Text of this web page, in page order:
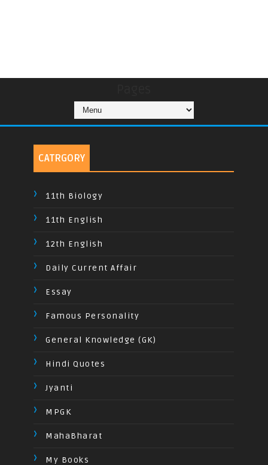
CATRGORY
11th Biology
11th English
12th English
Daily Current Affair
Essay
Famous Personality
General Knowledge (GK)
Hindi Quotes
Jyanti
MPGK
MahaBharat
My Books